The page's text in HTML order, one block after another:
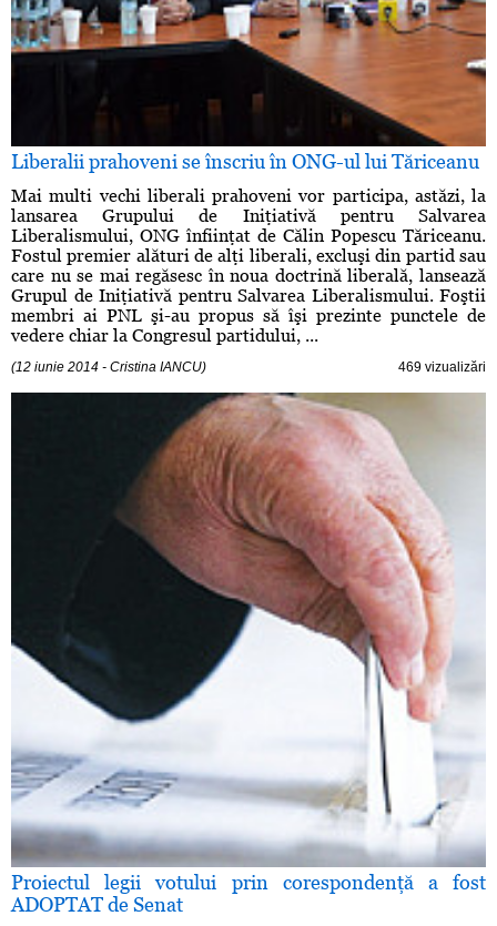
Liberalii prahoveni se înscriu în ONG-ul lui Tăriceanu
Mai multi vechi liberali prahoveni vor participa, astăzi, la
lansarea Grupului de Iniţiativă pentru Salvarea
Liberalismului, ONG înfiinţat de Călin Popescu Tăriceanu.
Fostul premier alături de alţi liberali, excluşi din partid sau
care nu se mai regăsesc în noua doctrină liberală, lansează
Grupul de Iniţiativă pentru Salvarea Liberalismului. Foştii
membri ai PNL şi-au propus să îşi prezinte punctele de
vedere chiar la Congresul partidului, ...
(12 iunie 2014 - Cristina IANCU) 469 vizualizări
Proiectul legii votului prin corespondenţă a fost
ADOPTAT de Senat